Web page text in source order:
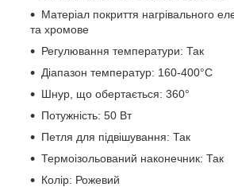
Матеріал покриття нагрівального
та хромове
Регулювання температури: Так
Діапазон температур: 160-400°С
Шнур, що обертається: 360°
Потужність: 50 Вт
Петля для підвішування: Так
Термоізольований наконечник: Так
Колір: Рожевий